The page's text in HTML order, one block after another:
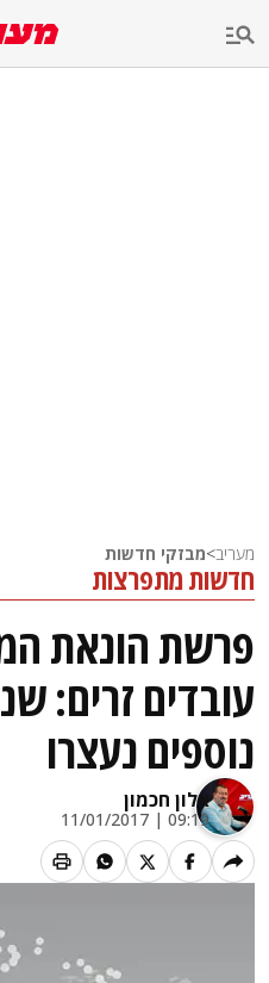
מעריב>מבזקי חדשות
חדשות מתפרצות
פרשת הונאת
עובדים זרים:
נוספים נעצרו
אלון חכמון
09:19 | 11/01/2017